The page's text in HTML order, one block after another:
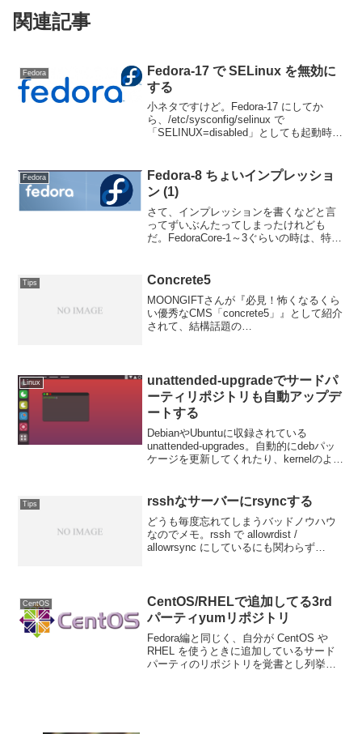
関連記事
Fedora
Fedora-17 で SELinux を無効に
する
小ネタですけど。Fedora-17 にしてか
ら、/etc/sysconfig/selinux で
「SELINUX=disabled」としても起動時に
も。/etc...
Fedora
Fedora-8 ちょいインプレッショ
ン (1)
さて、インプレッションを書くなどと言
ってずいぶんたってしまったけれども
だ。FedoraCore-1～3ぐらいの時は、特に
界だったんだけんども、最近はワリとフ
Tips Concrete5
MOONGIFTさんが『必見！怖くなるくら
い優秀なCMS「concrete5」』として紹介
されて、結構話題の
じり倒してお...
Linux
unattended-upgradeでサードパ
ーティリポジトリも自動アップデ
ートする
DebianやUbuntuに収録されている
unattended-upgrades。自動的にdebパッ
ケージを更新してくれたり、kernelのよう
いう、なかなか便利なヤ...
Tips rsshなサーバーにrsyncする
どうも毎度忘れてしまうバッドノウハウ
なのでメモ。rssh で allowrdist /
allowrsync にしているにも関わらず
CentOS
CentOS/RHELで追加してる3rd
パーティyumリポジトリ
Fedora編と同じく、自分が CentOS や
RHEL を使うときに追加しているサード
パーティのリポジトリを覚書とし列挙し